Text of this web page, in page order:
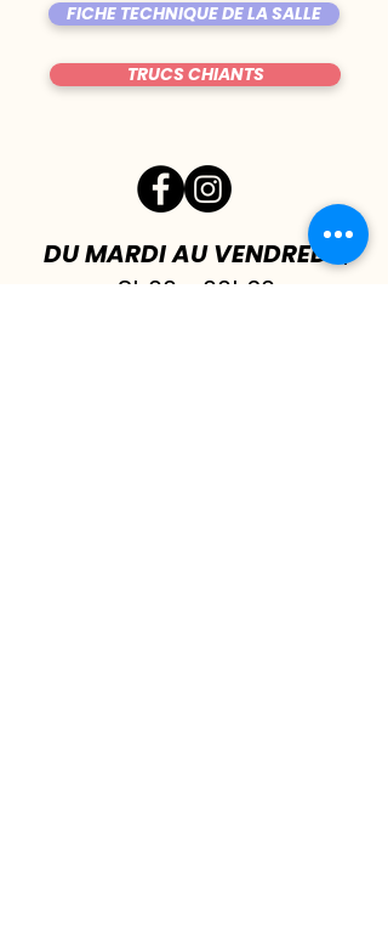
FICHE TECHNIQUE DE LA SALLE
TRUCS CHIANTS
DU MARDI AU VENDREDI |
8h00 - 00h30